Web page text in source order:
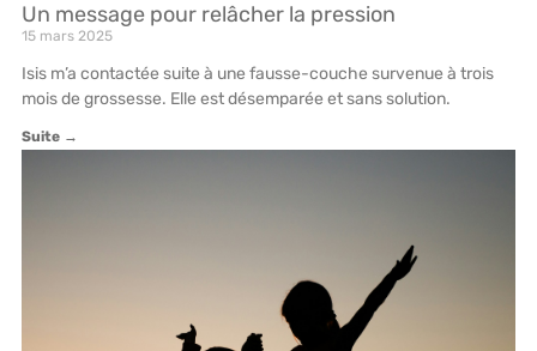
Un message pour relâcher la pression
15 mars 2025
Isis m’a contactée suite à une fausse-couche survenue à trois
mois de grossesse. Elle est désemparée et sans solution.
Suite →